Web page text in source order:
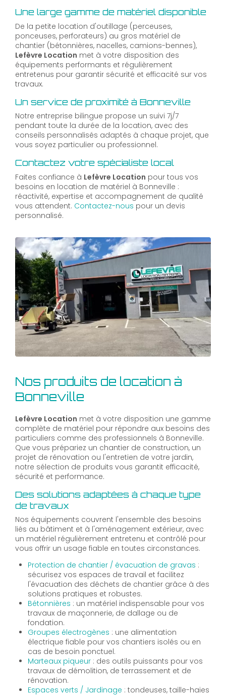
Une large gamme de matériel disponible
De la petite location d'outillage (perceuses,
ponceuses, perforateurs) au gros matériel de
chantier (bétonnières, nacelles, camions-bennes),
Lefèvre Location met à votre disposition des
équipements performants et régulièrement
entretenus pour garantir sécurité et efficacité sur vos
travaux.
Un service de proximité à Bonneville
Notre entreprise bilingue propose un suivi 7j/7
pendant toute la durée de la location, avec des
conseils personnalisés adaptés à chaque projet, que
vous soyez particulier ou professionnel.
Contactez votre spécialiste local
Faites confiance à Lefèvre Location pour tous vos
besoins en location de matériel à Bonneville :
réactivité, expertise et accompagnement de qualité
vous attendent. Contactez-nous pour un devis
personnalisé.
Nos produits de location à
Bonneville
Lefèvre Location met à votre disposition une gamme
complète de matériel pour répondre aux besoins des
particuliers comme des professionnels à Bonneville.
Que vous prépariez un chantier de construction, un
projet de rénovation ou l'entretien de votre jardin,
notre sélection de produits vous garantit efficacité,
sécurité et performance.
Des solutions adaptées à chaque type
de travaux
Nos équipements couvrent l'ensemble des besoins
liés au bâtiment et à l'aménagement extérieur, avec
un matériel régulièrement entretenu et contrôlé pour
vous offrir un usage fiable en toutes circonstances.
Protection de chantier / évacuation de gravas :
sécurisez vos espaces de travail et facilitez
l'évacuation des déchets de chantier grâce à des
solutions pratiques et robustes.
Bétonnières : un matériel indispensable pour vos
travaux de maçonnerie, de dallage ou de
fondation.
Groupes électrogènes : une alimentation
électrique fiable pour vos chantiers isolés ou en
cas de besoin ponctuel.
Marteaux piqueur : des outils puissants pour vos
travaux de démolition, de terrassement et de
rénovation.
Espaces verts / Jardinage : tondeuses, taille-haies